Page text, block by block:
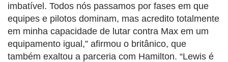
imbatível. Todos nós passamos por fases em que
equipes e pilotos dominam, mas acredito totalmente
em minha capacidade de lutar contra Max em um
equipamento igual,” afirmou o britânico, que
também exaltou a parceria com Hamilton. “Lewis é